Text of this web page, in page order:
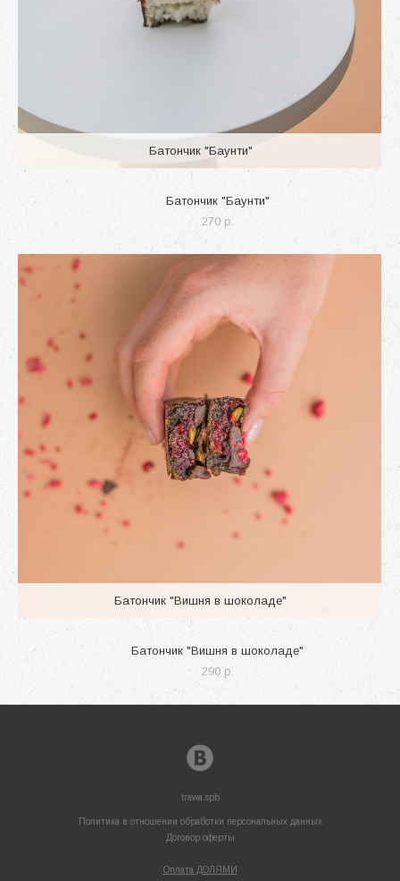
Батончик "Баунти"
Батончик "Баунти"
270 p.
Батончик "Вишня в шоколаде"
Батончик "Вишня в шоколаде"
290 p.
trawa.spb
Политика в отношении обработки персональных данных
Договор оферты
Оплата ДОЛЯМИ